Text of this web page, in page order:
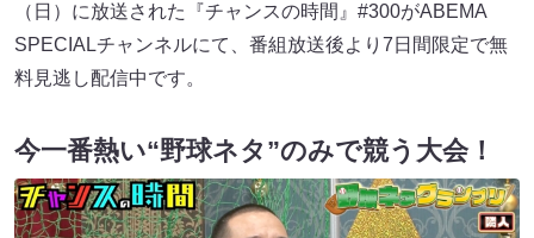
（日）に放送された『チャンスの時間』#300がABEMA
SPECIALチャンネルにて、番組放送後より7日間限定で無
料見逃し配信中です。
今一番熱い“野球ネタ”のみで競う大会！